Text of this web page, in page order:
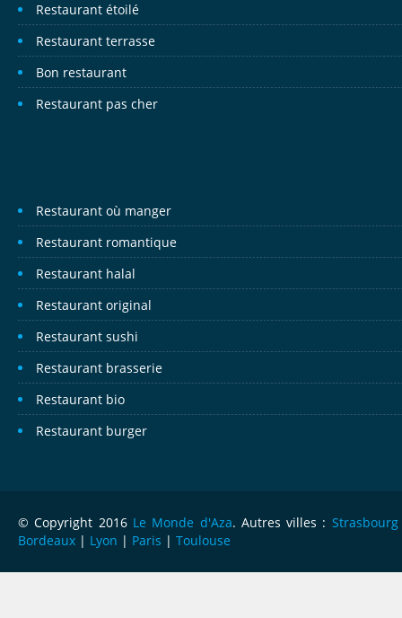
Restaurant étoilé
Restaurant terrasse
Bon restaurant
Restaurant pas cher
Restaurant où manger
Restaurant romantique
Restaurant halal
Restaurant original
Restaurant sushi
Restaurant brasserie
Restaurant bio
Restaurant burger
© Copyright 2016 Le Monde d'Aza. Autres villes : Strasbourg
Bordeaux | Lyon | Paris | Toulouse